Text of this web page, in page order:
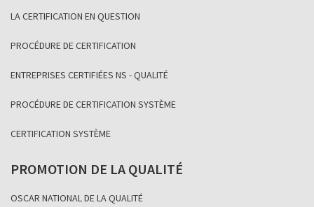
LA CERTIFICATION EN QUESTION
PROCÉDURE DE CERTIFICATION
ENTREPRISES CERTIFIÉES NS - QUALITÉ
PROCÉDURE DE CERTIFICATION SYSTÈME
CERTIFICATION SYSTÈME
PROMOTION DE LA QUALITÉ
OSCAR NATIONAL DE LA QUALITÉ